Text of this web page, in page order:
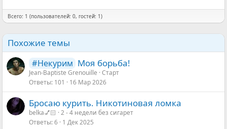
Всего: 1 (пользователей: 0, гостей: 1)
Похожие темы
#Некурим Моя борьба!
Jean-Baptiste Grenouille Старт
Ответы 101 16 Мар 2026
Бросаю курить. Никотиновая ломка
belka💅🏻 2 - 4 недели без сигарет
Ответы 6 1 Дек 2025